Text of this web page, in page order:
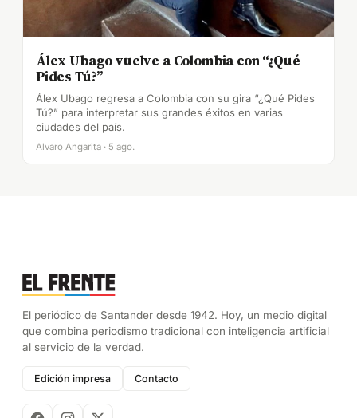
Álex Ubago vuelve a Colombia con “¿Qué
Pides Tú?”
Álex Ubago regresa a Colombia con su gira “¿Qué Pides
Tú?” para interpretar sus grandes éxitos en varias
ciudades del país.
Alvaro Angarita · 5 ago.
El periódico de Santander desde 1942. Hoy, un medio digital
que combina periodismo tradicional con inteligencia artificial
al servicio de la verdad.
Edición impresa Contacto